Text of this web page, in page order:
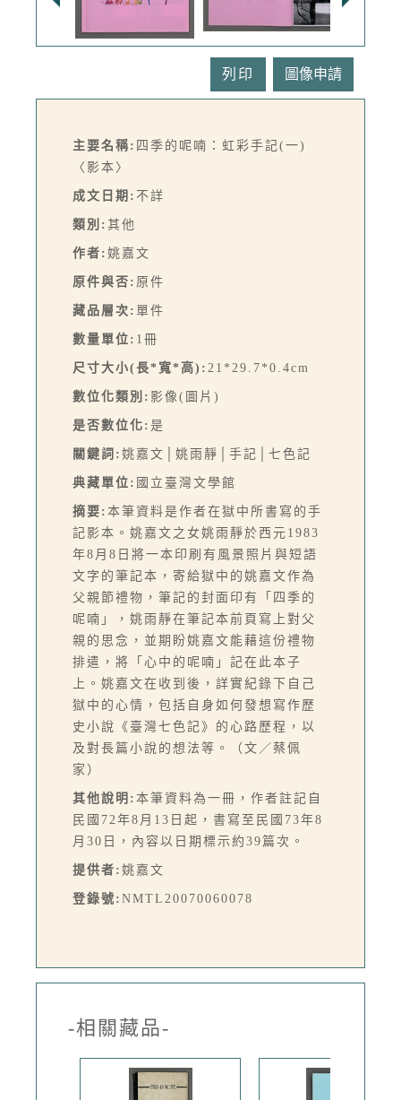
列印
主要名稱: 四季的呢喃：虹彩手記(一)
〈影本〉
成文日期: 不詳
類別: 其他
作者: 姚嘉文
原件與否: 原件
藏品層次: 單件
數量單位: 1冊
尺寸大小(長*寬*高): 21*29.7*0.4cm
數位化類別: 影像(圖片)
是否數位化: 是
關鍵詞: 姚嘉文│姚雨靜│手記│七色記
典藏單位: 國立臺灣文學館
摘要: 本筆資料是作者在獄中所書寫的手
記影本。姚嘉文之女姚雨靜於西元1983
年8月8日將一本印刷有風景照片與短語
文字的筆記本，寄給獄中的姚嘉文作為
父親節禮物，筆記的封面印有「四季的
呢喃」，姚雨靜在筆記本前頁寫上對父
親的思念，並期盼姚嘉文能藉這份禮物
排遣，將「心中的呢喃」記在此本子
上。姚嘉文在收到後，詳實紀錄下自己
獄中的心情，包括自身如何發想寫作歷
史小說《臺灣七色記》的心路歷程，以
及對長篇小說的想法等。（文／蔡佩
家）
其他說明: 本筆資料為一冊，作者註記自
民國72年8月13日起，書寫至民國73年8
月30日，內容以日期標示約39篇次。
提供者: 姚嘉文
登錄號: NMTL20070060078
-相關藏品-